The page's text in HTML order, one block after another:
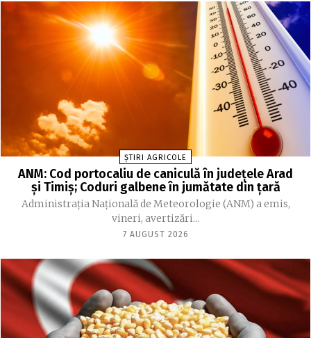
ȘTIRI AGRICOLE
ANM: Cod portocaliu de caniculă în judeţele Arad
şi Timiş; Coduri galbene în jumătate din ţară
Administraţia Naţională de Meteorologie (ANM) a emis,
vineri, avertizări...
7 AUGUST 2026